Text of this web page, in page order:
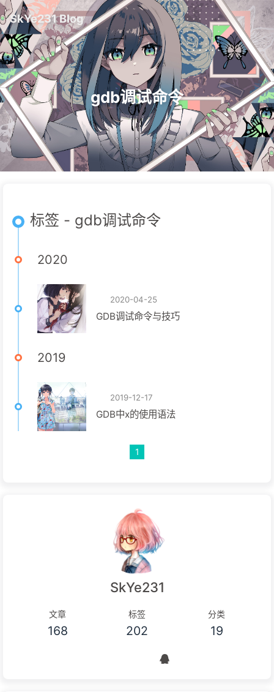
SkYe231 Blog
gdb调试命令
标签 - gdb调试命令
2020
2020-04-25
GDB调试命令与技巧
2019
2019-12-17
GDB中x的使用语法
1
SkYe231
文章
168
标签
202
分类
19